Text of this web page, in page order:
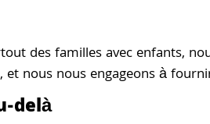
des familles avec enfants,
nous nous engageons à
delà